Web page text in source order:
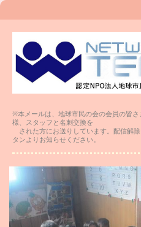
※本メールは、地球市民の会の会員の皆
様、スタッフと名刺交換を
された方にお送りしています。配信解
タンよりお知らせください。